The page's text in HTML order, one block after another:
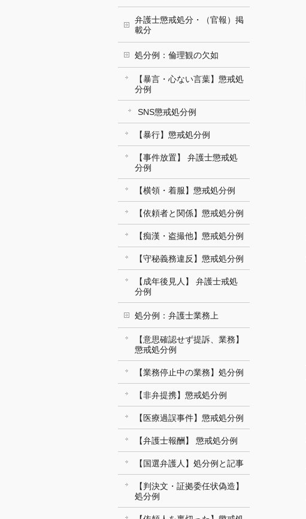
弁護士懲戒処分・（官報）掲
載分
処分例：倫理観の欠如
【暴言・心ない言葉】懲戒処
分例
SNS懲戒処分例
【暴行】懲戒処分例
【事件放置】 弁護士懲戒処
分例
【横領・着服】懲戒処分例
【依頼者と関係】懲戒処分例
【痴漢・盗撮他】懲戒処分例
【守秘義務違反】懲戒処分例
【成年後見人】 弁護士戒処
分例
処分例：弁護士業務上
【意思確認せず提訴、業務】
懲戒処分例
【業務停止中の業務】処分例
【非弁提携】懲戒処分例
【医療過誤事件】懲戒処分例
【弁護士報酬】 懲戒処分例
【国選弁護人】処分例と記事
【判決文・証拠委任状偽造】
処分例